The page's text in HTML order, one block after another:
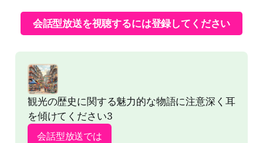
会話型放送を視聴するには登録してください
観光の歴史に関する魅力的な物語に注意深く耳
を傾けてください3
会話型放送では